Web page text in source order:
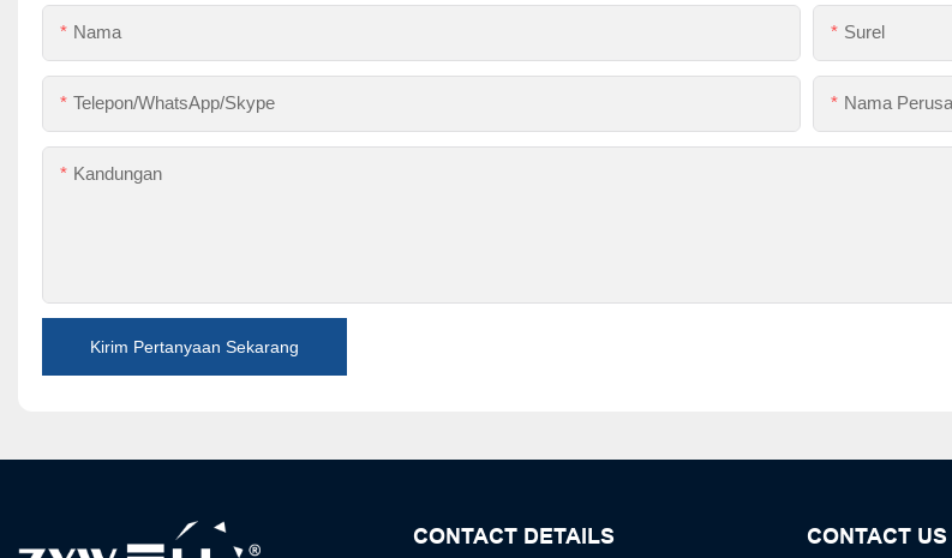
Nama Surel
Telepon/WhatsApp/Skype Nama
Kandungan
Kirim Pertanyaan Sekarang
CONTACT DETAILS CONTACT US